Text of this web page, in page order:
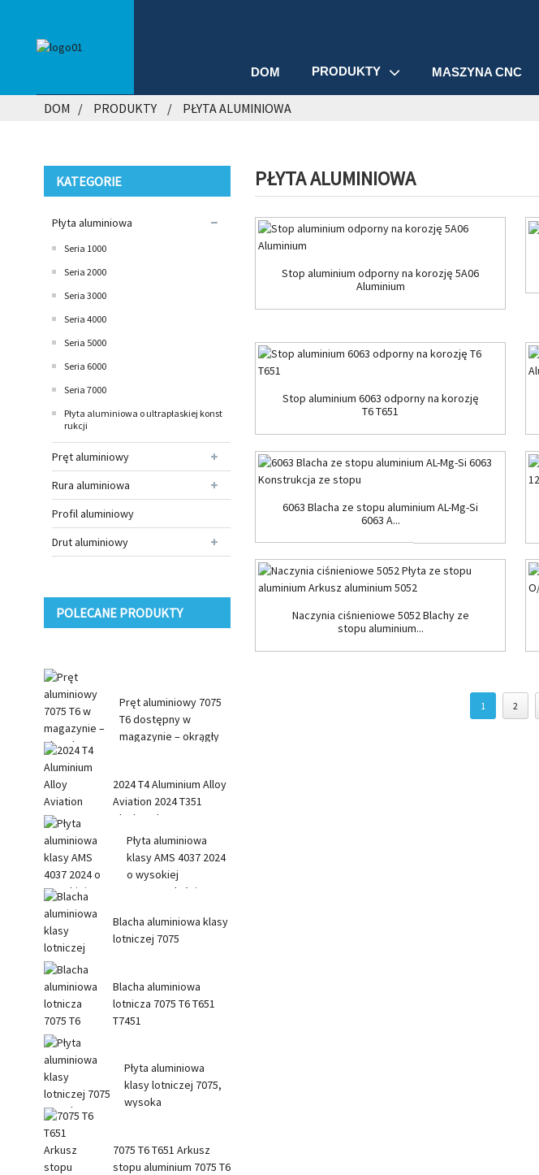
DOM PRODUKTY MASZYNA CNC
DOM PRODUKTY PŁYTA ALUMINIOWA
KATEGORIE
Płyta aluminiowa
Seria 1000
Seria 2000
Seria 3000
Seria 4000
Seria 5000
Seria 6000
Seria 7000
Płyta aluminiowa o ultrapłaskiej konst
rukcji
Pręt aluminiowy
Rura aluminiowa
Profil aluminiowy
Drut aluminiowy
POLECANE PRODUKTY
Pręt aluminiowy 7075
T6 dostępny w
magazynie – okrągły
2024 T4 Aluminium Alloy
Aviation 2024 T351
Blacha arkuszowa
Płyta aluminiowa
klasy AMS 4037 2024
o wysokiej
wytrzymałości
Blacha aluminiowa klasy
lotniczej 7075
Blacha aluminiowa
lotnicza 7075 T6 T651
T7451
Płyta aluminiowa
klasy lotniczej 7075,
wysoka
7075 T6 T651 Arkusz
stopu aluminium 7075 T6
PŁYTA ALUMINIOWA
Stop aluminium odporny na korozję 5A06
Aluminium
Stop aluminium 6063 odporny na korozję
T6 T651
6063 Blacha ze stopu aluminium AL-Mg-Si
6063 A...
Naczynia ciśnieniowe 5052 Blachy ze
stopu aluminium...
1 2